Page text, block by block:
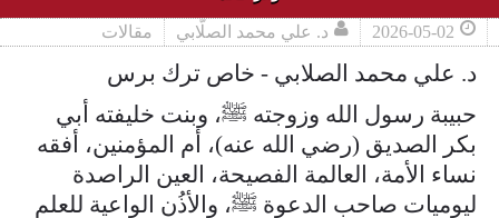
2026-05-02 د. علي محمد الصلّابي مقالات
د. علي محمد الصلابي - خاص ترك برس
حبيبة رسول الله وزوجته ﷺ، وبنت خليفته أبي
بكر الصديق (رضي الله عنه)، أم المؤمنين، أفقه
نساء الأمة، العالمة الفصيحة، العين الراصدة
ليوميات صاحب الدعوة ﷺ، والأذُن الواعية للعلم